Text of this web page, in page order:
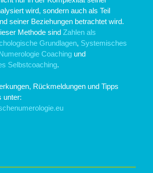
wird, sondern auch als Teil
seiner Beziehungen betrachtet wird.
Methode sindZahlen als
Grundlagen, Systemisches
Coaching und
Selbstcoaching.
Rückmeldungen und Tipps
unter: